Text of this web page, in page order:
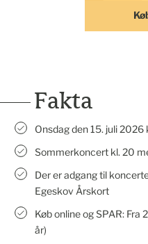
Fakta
Onsdag den 15. juli 2026
Sommerkoncert kl. 20
Der er adgang til
Egeskov Årskort
Køb online og SPAR: Fra
år)